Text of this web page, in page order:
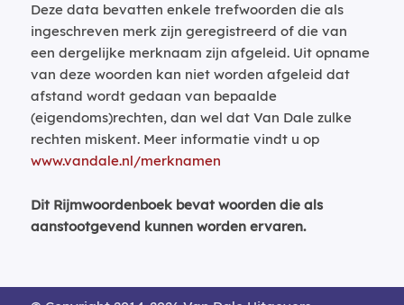
Deze data bevatten enkele trefwoorden die als
ingeschreven merk zijn geregistreerd of die van
een dergelijke merknaam zijn afgeleid. Uit opname
van deze woorden kan niet worden afgeleid dat
afstand wordt gedaan van bepaalde
(eigendoms)rechten, dan wel dat Van Dale zulke
rechten miskent. Meer informatie vindt u op
www.vandale.nl/merknamen
Dit Rijmwoordenboek bevat woorden die als
aanstootgevend kunnen worden ervaren.